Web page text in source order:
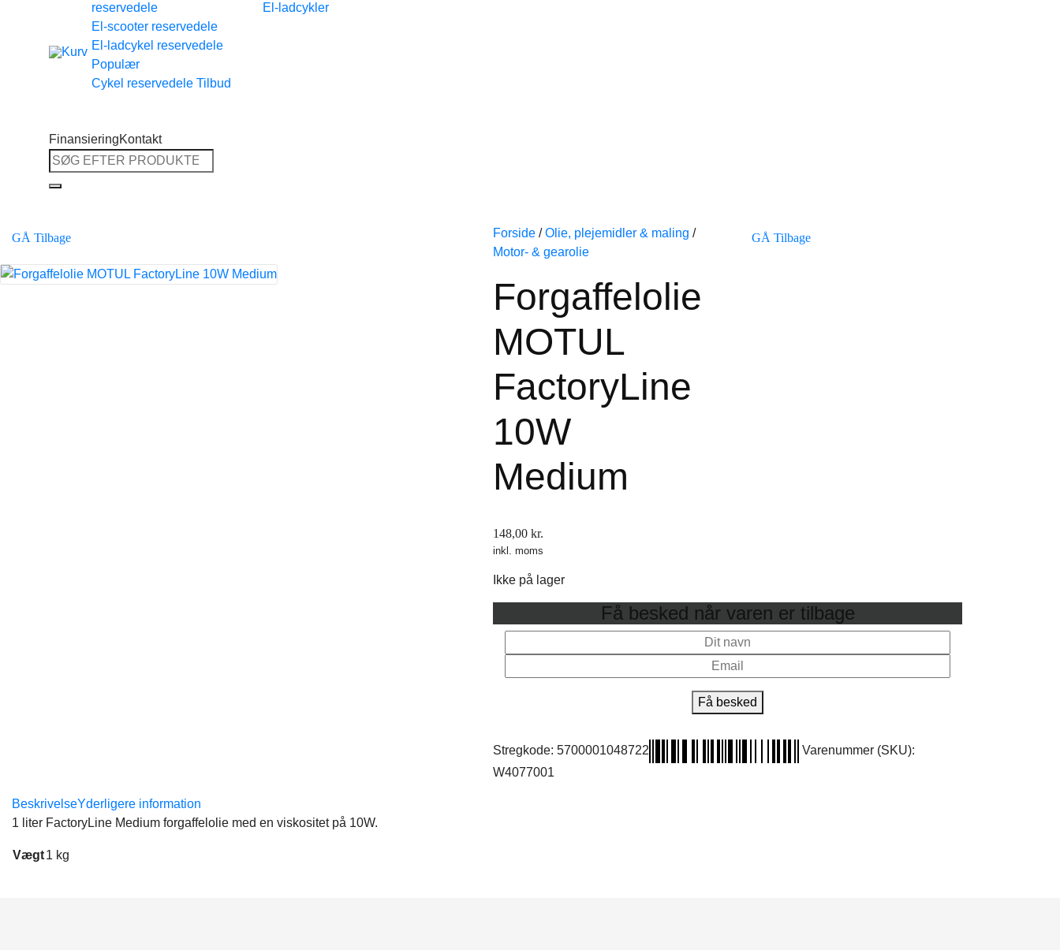
Tilbage til shoppen
reservedele
El-scooter reservedele
El-ladcykel reservedele
Cykel reservedele
El-ladcykler
FinansieringKontakt
Søg
efter:
GÅ Tilbage Forside / Olie, plejemidler & maling /
Motor- & gearolie
Forgaffelolie
MOTUL
FactoryLine
10W
Medium
GÅ Tilbage
148,00 kr.
inkl. moms
Ikke på lager
Få besked når varen er tilbage
Få besked
Stregkode: 5700001048722
Varenummer (SKU):
W4077001
BeskrivelseYderligere information
1 liter FactoryLine Medium forgaffelolie med en viskositet på 10W.
Vægt1 kg